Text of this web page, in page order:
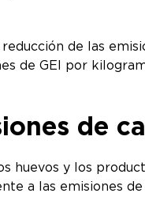
de las
de GEI por
de
huevos y los
a las emisiones de